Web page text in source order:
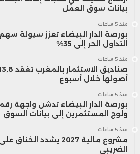
التحديات البيروقراطية
مساهمة الاستثمار
المغرب يحتاج إلى جهود
هذه الاستثمارات، حتى لو
مساهمتها في الناتج
غير بارزة بشكل كبير،
بيانات سوق العمل
منذ 5 ساعات
التداول الحر إلى 35%
منذ 5 ساعات
أصولها خلال أسبوع
منذ 5 ساعات
بورصة الدار البيضاء تدشن واجهة
ولوج المستثمرين إلى بيانات السوق
منذ 5 ساعات
مشروع مالية 2027 يشدد
الضريبي